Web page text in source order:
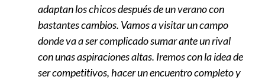
adaptan los chicos después de un verano con
bastantes cambios. Vamos a visitar un campo
donde va a ser complicado sumar ante un rival
con unas aspiraciones altas. Iremos con la idea de
ser competitivos, hacer un encuentro completo y